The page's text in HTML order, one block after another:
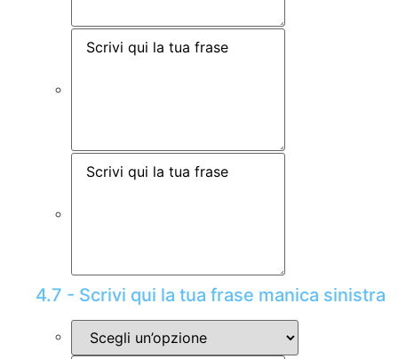
4.7 - Scrivi qui la tua frase manica sinistra